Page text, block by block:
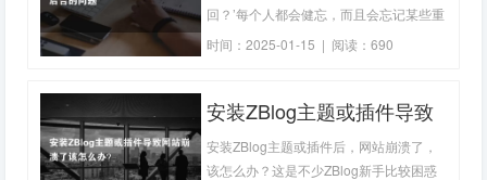
回？’每个人都会健忘，而且会忘记某些重
要的东西，例如老婆的生日（很严重），
们忘记了后台的登录密码要怎么办呢？不
管理员
时间：2025-01-15 | 阅读：690
安装ZBlog主题或插件导致
网站崩溃了该怎么办？
安装ZBlog主题或插件后，网站崩溃了，
该怎么办？这是不少ZBlog新手比较困惑